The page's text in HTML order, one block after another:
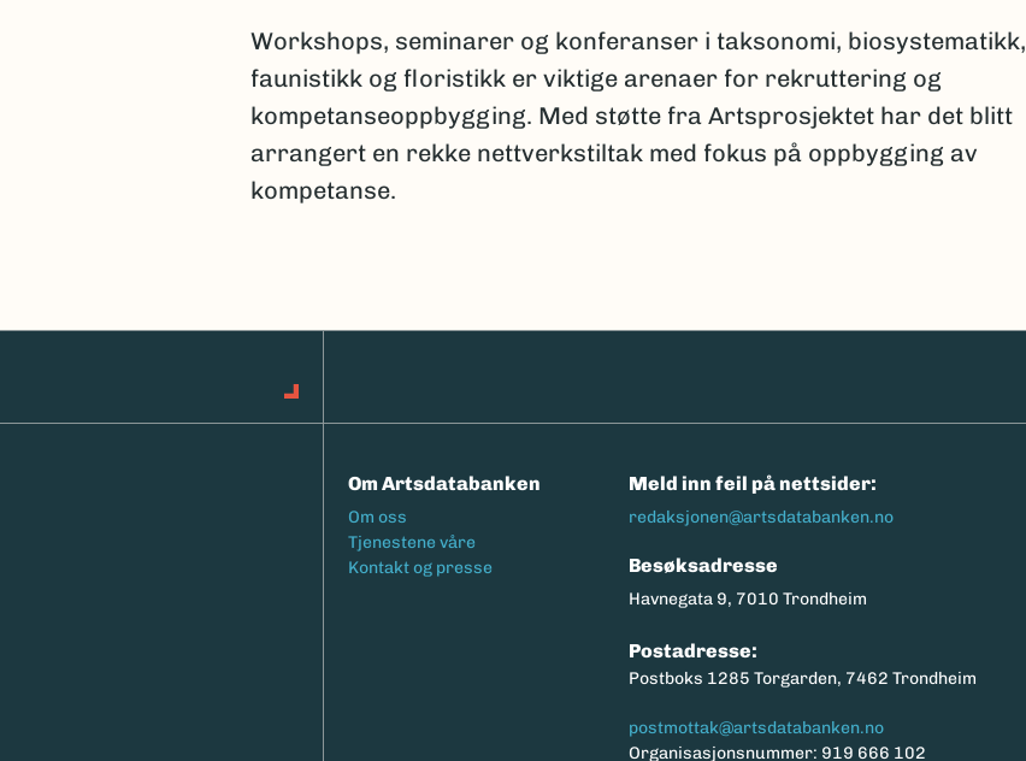
Workshops, seminarer og konferanser i taksonomi, biosystematikk,
faunistikk og floristikk er viktige arenaer for rekruttering og
kompetanseoppbygging. Med støtte fra Artsprosjektet har det blitt
arrangert en rekke nettverkstiltak med fokus på oppbygging av
kompetanse.
Om Artsdatabanken
Footermeny
Om oss
Tjenestene våre
Kontakt og presse
Meld inn feil på nettsider:
redaksjonen@artsdatabanken.no
Besøksadresse
Havnegata 9, 7010 Trondheim
Postadresse:
Postboks 1285 Torgarden, 7462 Trondheim
postmottak@artsdatabanken.no
Organisasjonsnummer: 919 666 102